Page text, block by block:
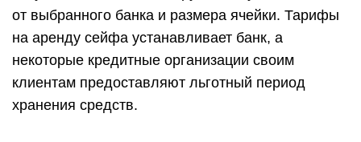
от выбранного банка и размера ячейки. Тарифы
на аренду сейфа устанавливает банк, а
некоторые кредитные организации своим
клиентам предоставляют льготный период
хранения средств.